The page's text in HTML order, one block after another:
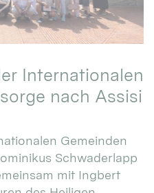
Internationalen
nach Assisi
Gemeinden
Schwaderlapp
mit Ingbert